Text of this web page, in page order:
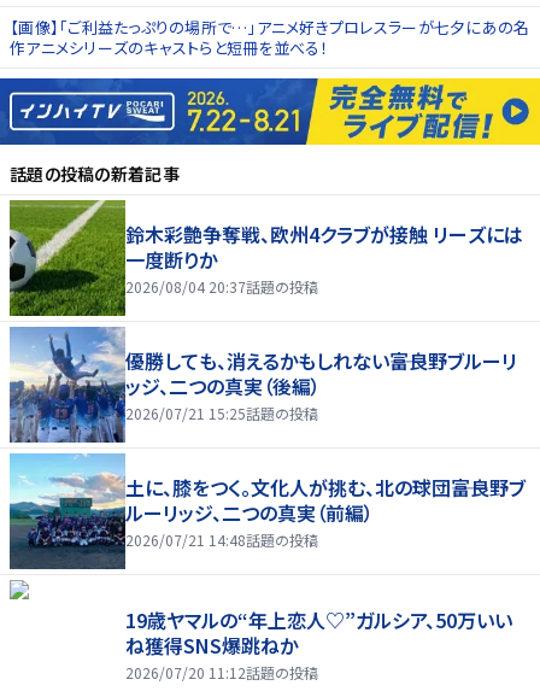
【画像】「ご利益たっぷりの場所で…」アニメ好きプロレスラーが七夕にあの名
作アニメシリーズのキャストらと短冊を並べる！
話題の投稿の新着記事
鈴木彩艶争奪戦、欧州4クラブが接触 リーズには
一度断りか
2026/08/04 20:37話題の投稿
優勝しても、消えるかもしれない――富良野ブルーリ
ッジ、二つの真実（後編）
2026/07/21 15:25話題の投稿
土に、膝をつく。文化人が挑む、北の球団――富良野ブ
ルーリッジ、二つの真実（前編）
2026/07/21 14:48話題の投稿
19歳ヤマルの“年上恋人♡”ガルシア、50万いい
ね獲得SNS爆跳ねか
2026/07/20 11:12話題の投稿